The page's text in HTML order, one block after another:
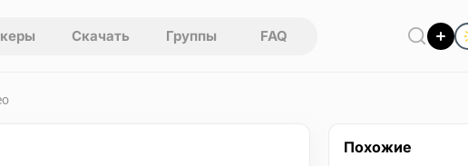
Скачать Группы FAQ
Похожие